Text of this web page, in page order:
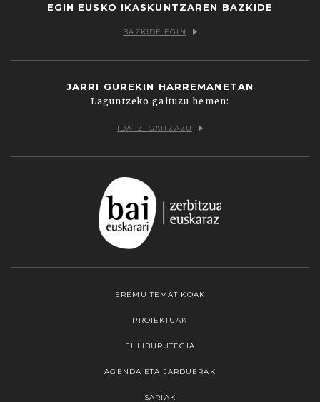
EGIN EUSKO IKASKUNTZAREN BAZKIDE
BAZKIDE EGIN
JARRI GUREKIN HARREMANETAN
Laguntzeko gaituzu hemen:
IDATZI GAITZAZU
EREMU TEMATIKOAK
PROIEKTUAK
EI LIBURUTEGIA
AGENDA ETA JARDUERAK
SARIAK